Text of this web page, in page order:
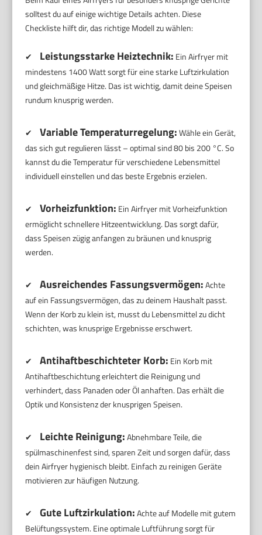
solltest du auf einige wichtige Details achten. Diese
Checkliste hilft dir, das richtige Modell zu wählen:
✔ Leistungsstarke Heiztechnik: Ein Airfryer mit
mindestens 1400 Watt sorgt für eine starke Luftzirkulation
und gleichmäßige Hitze. Das ist wichtig, damit deine Speisen
rundum knusprig werden.
✔ Variable Temperaturregelung:Wähle ein Gerät,
das sich gut regulieren lässt – optimal sind 80 bis 200 °C. So
kannst du die Temperatur für verschiedene Lebensmittel
individuell einstellen und das beste Ergebnis erzielen.
✔ Vorheizfunktion: Ein Airfryer mit Vorheizfunktion
ermöglicht schnellere Hitzeentwicklung. Das sorgt dafür,
dass Speisen zügig anfangen zu bräunen und knusprig
werden.
✔ Ausreichendes Fassungsvermögen:Achte
auf ein Fassungsvermögen, das zu deinem Haushalt passt.
Wenn der Korb zu klein ist, musst du Lebensmittel zu dicht
schichten, was knusprige Ergebnisse erschwert.
✔ Antihaftbeschichteter Korb: Ein Korb mit
Antihaftbeschichtung erleichtert die Reinigung und
verhindert, dass Panaden oder Öl anhaften. Das erhält die
Optik und Konsistenz der knusprigen Speisen.
✔ Leichte Reinigung:Abnehmbare Teile, die
spülmaschinenfest sind, sparen Zeit und sorgen dafür, dass
dein Airfryer hygienisch bleibt. Einfach zu reinigen Geräte
motivieren zur häufigen Nutzung.
✔ Gute Luftzirkulation:Achte auf Modelle mit gutem
Belüftungssystem. Eine optimale Luftführung sorgt für